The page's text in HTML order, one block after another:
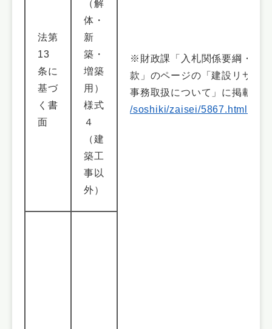
※財政課「入札関係要綱・要
款」のページの「建設リサイ
事務取扱について」に掲載
/soshiki/zaisei/
法第
13
条に
基づ
く書
面
（解
体・
新
築・
増築
用）
様式
４
（建
築工
事以
外）